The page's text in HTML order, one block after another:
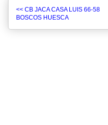
<< CB JACA CASA LUIS 66-58
BOSCOS HUESCA